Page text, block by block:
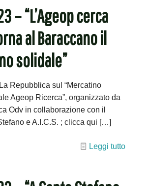
– “L’Ageop cerca
al Baraccano il
solidale”
Repubblica sul “Mercatino
Ageop Ricerca”, organizzato da
Odv in collaborazione con il
e A.I.C.S. ; clicca qui […]
Leggi tutto